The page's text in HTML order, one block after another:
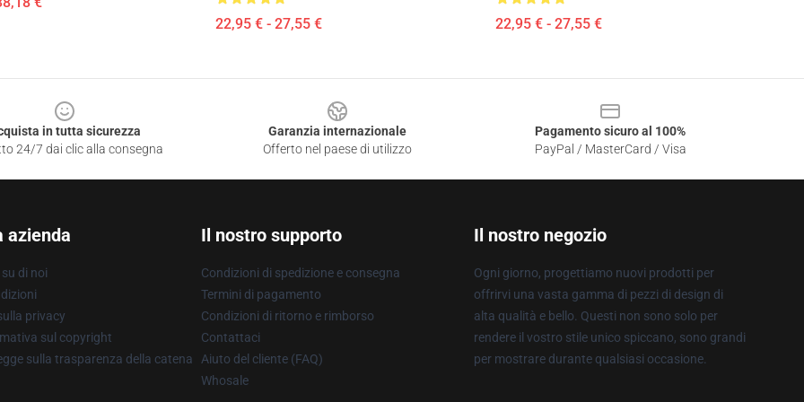
22,95 € - 27,55 € 22,95 € - 27,55 €
in tutta sicurezza
24/7 dai clic alla consegna
Garanzia internazionale
Offerto nel paese di utilizzo
Pagamento sicuro al 100%
PayPal / MasterCard / Visa
azienda
di noi
privacy
sul copyright
sulla trasparenza della catena
Il nostro supporto
Condizioni di spedizione e consegna
Termini di pagamento
Condizioni di ritorno e rimborso
Contattaci
Aiuto del cliente (FAQ)
Whosale
Il nostro negozio
Ogni giorno, progettiamo nuovi prodotti per
offrirvi una vasta gamma di pezzi di design di
alta qualità e bello. Questi non sono solo per
rendere il vostro stile unico spiccano, sono grandi
per mostrare durante qualsiasi occasione.